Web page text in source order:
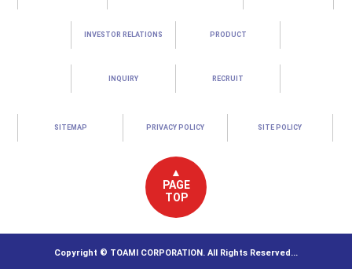
INVESTOR RELATIONS PRODUCT
INQUIRY RECRUIT
SITEMAP PRIVACY POLICY SITE POLICY
▲
PAGE
TOP
Copyright © TOAMI CORPORATION. All Rights Reserved...